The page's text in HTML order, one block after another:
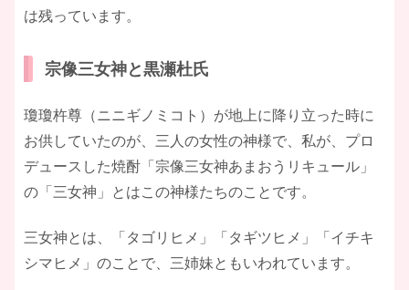
は残っています。
宗像三女神と黒瀬杜氏
瓊瓊杵尊（ニニギノミコト）が地上に降り立った時に
お供していたのが、三人の女性の神様で、私が、プロ
デュースした焼酎「宗像三女神あまおうリキュール」
の「三女神」とはこの神様たちのことです。
三女神とは、「タゴリヒメ」「タギツヒメ」「イチキ
シマヒメ」のことで、三姉妹ともいわれています。